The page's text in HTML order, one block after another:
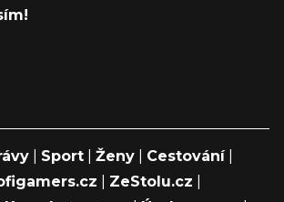
Sport Ženy Cestování|
ZeStolu.cz